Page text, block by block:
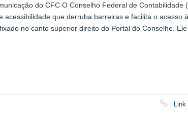
do CFC O Conselho Federal de Contabilidade
que derruba barreiras e facilita o acesso
no canto superior direito do Portal do Conselho.